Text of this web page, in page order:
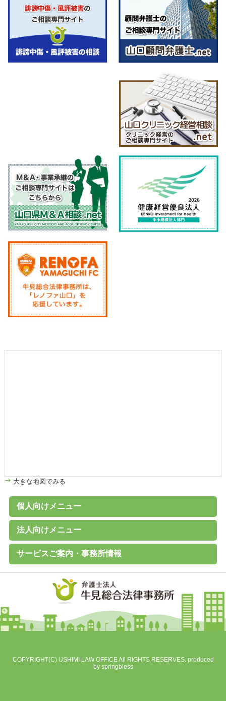
大きな地図でみる
個人向けメニュー
個人のお客様へ
家計診断・ライフプランアドバイス
債務整理（任意整理、個人再生、破産、過払い金の取戻し）
離婚その他家族の問題
高齢者の財産管理（後見、保佐、補助など）
遺言書作成、遺産分割、相続税対策
交通事故、その他各種事故
労働問題
（未払賃金、不当解雇、労災など）
その他の民事事件
刑事事件 （刑事弁護、被害者支援、告訴）
B型肝炎給付金
C型肝炎給付金
石綿（アスベスト）賠償金
破産に関するQ&A
過払い金に関するQ&A
離婚に関するQ&A
交通事故に関するQ&A
法人向けメニュー
法人のお客様へ
経営・法律顧問サービス
従業員支援プログラム（ＥＡＰ）
経営相談、経営計画作成サポートなど
会社設立、株主総会、代表訴訟、その他会社法務一般
売掛金等の与信管理・債権回収
契約書の作成・チェック
人事労務（就業規則、賃金、解雇など）
訴訟・紛争・クレーム
Ｍ＆Ａ・各種提携、事業承継
事業再生・倒産（民事再生、破産、特別清算）
サービスご案内・事務所情報
事務所案内
基本理念
初回相談（平日）無料
費用見積り無料
料金一覧
よくあるご質問
お客様の声
メールマガジン無料登録
講演・セミナー実績
対応エリア
採用情報
地図
個人情報保護方針
COPYRIGHT(C) USHIMI LAW OFFICE All RIGHTS RESERVES. produced
by springbless